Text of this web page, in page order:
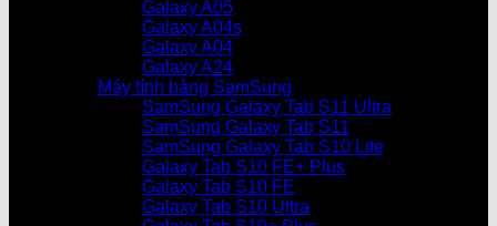
Galaxy A05
Galaxy A04s
Galaxy A04
Galaxy A24
Máy tính bảng SamSung
SamSung Galaxy Tab S11 Ultra
SamSung Galaxy Tab S11
SamSung Galaxy Tab S10 Lite
Galaxy Tab S10 FE+ Plus
Galaxy Tab S10 FE
Galaxy Tab S10 Ultra